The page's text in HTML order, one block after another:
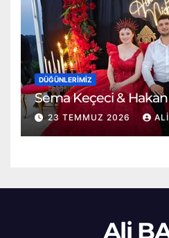
DÜĞÜNLERIMIZ
Sema Keçeci &
23 TEMMUZ 2026
Ali